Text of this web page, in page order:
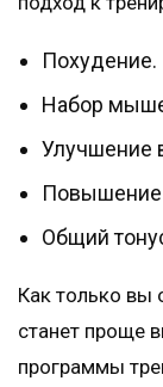
Похудение.
Набор
Улучшение
Повышение
Общий
Как только вы
станет проще
программы